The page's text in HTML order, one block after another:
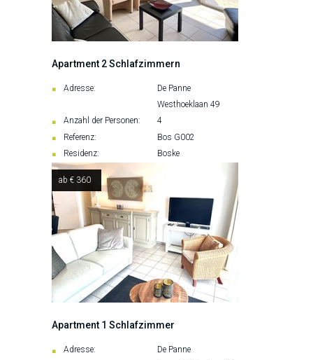
Apartment 2 Schlafzimmern
Adresse:
De Panne
Westhoeklaan 49
Anzahl der Personen:
4
Referenz:
Bos G002
Residenz:
Boske
ab € 360
Apartment 1 Schlafzimmer
Adresse:
De Panne